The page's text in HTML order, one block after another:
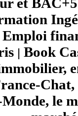
Emploi
| Book
Chat,
le